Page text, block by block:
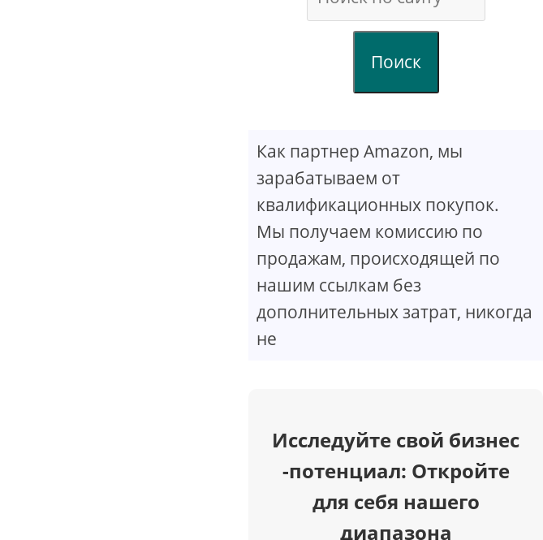
Поиск
Как партнер Amazon, мы
зарабатываем от
квалификационных покупок.
Мы получаем комиссию по
продажам, происходящей по
нашим ссылкам без
дополнительных затрат, никогда
не
Исследуйте свой бизнес
-потенциал: Откройте
для себя нашего
диапазона